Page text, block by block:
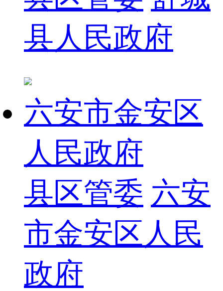
县人民政府
六安市金安区
人民政府
县区管委 六安
市金安区人民
政府